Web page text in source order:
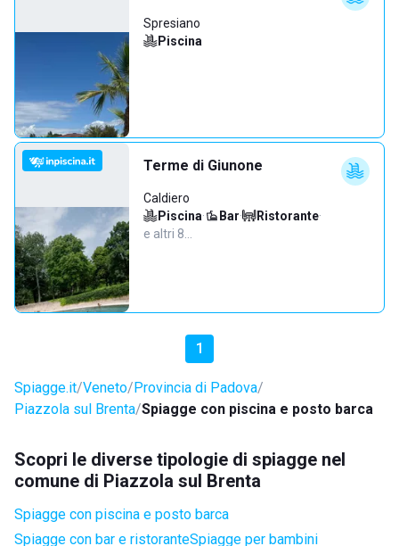
Spresiano
Piscina
Terme di Giunone
Caldiero
Piscina· Bar· Ristorante·
e altri 8…
1
Spiagge.it Veneto Provincia di Padova
Piazzola sul Brenta Spiagge con piscina e posto barca
Scopri le diverse tipologie di spiagge nel
comune di Piazzola sul Brenta
Spiagge con piscina e posto barca
Spiagge con bar e ristoranteSpiagge per bambini